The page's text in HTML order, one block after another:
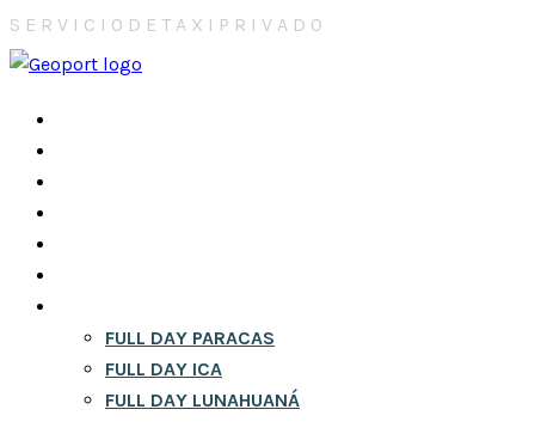
S E R V I C I O D E T A X I P R I V A D O
FULL DAY PARACAS
FULL DAY ICA
FULL DAY LUNAHUANÁ